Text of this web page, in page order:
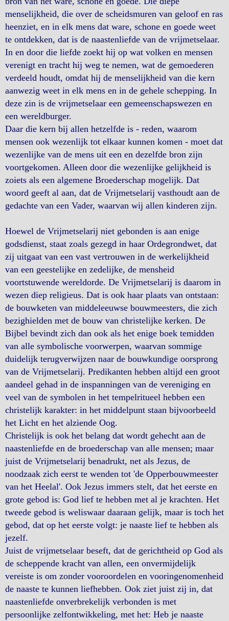
menselijkheid, die over de scheidsmuren van geloof en ras
heenziet, en in elk mens dat ware, schone en goede weet
te ontdekken, dat is de naastenliefde van de vrijmetselaar.
In en door die liefde zoekt hij op wat volken en mensen
verenigt en tracht hij weg te nemen, wat de gemoederen
verdeeld houdt, omdat hij de menselijkheid van die kern
aanwezig weet in elk mens en in de gehele schepping. In
deze zin is de vrijmetselaar een gemeenschapswezen en
een wereldburger.
Daar die kern bij allen hetzelfde is - reden, waarom
mensen ook wezenlijk tot elkaar kunnen komen - moet dat
wezenlijke van de mens uit een en dezelfde bron zijn
voortgekomen. Alleen door die wezenlijke gelijkheid is
zoiets als een algemene Broederschap mogelijk. Dat
woord geeft al aan, dat de Vrijmetselarij vasthoudt aan de
gedachte van een Vader, waarvan wij allen kinderen zijn.
Hoewel de Vrijmetselarij niet gebonden is aan enige
godsdienst, staat zoals gezegd in haar Ordegrondwet, dat
zij uitgaat van een vast vertrouwen in de werkelijkheid
van een geestelijke en zedelijke, de mensheid
voortstuwende wereldorde. De Vrijmetselarij is daarom in
wezen diep religieus. Dat is ook haar plaats van ontstaan:
de bouwketen van middeleeuwse bouwmeesters, die zich
bezighielden met de bouw van christelijke kerken. De
Bijbel bevindt zich dan ook als het enige boek temidden
van alle symbolische voorwerpen, waarvan sommige
duidelijk terugverwijzen naar de bouwkundige oorsprong
van de Vrijmetselarij. Predikanten hebben altijd een groot
aandeel gehad in de inspanningen van de vereniging en
veel van de symbolen in het tempelritueel hebben een
christelijk karakter: in het middelpunt staan bijvoorbeeld
het Licht en het alziende Oog.
Christelijk is ook het belang dat wordt gehecht aan de
naastenliefde en de broederschap van alle mensen; maar
juist de Vrijmetselarij benadrukt, net als Jezus, de
noodzaak zich eerst te wenden tot 'de Opperbouwmeester
van het Heelal'. Ook Jezus immers stelt, dat het eerste en
grote gebod is: God lief te hebben met al je krachten. Het
tweede gebod is weliswaar daaraan gelijk, maar is toch het
gebod, dat op het eerste volgt: je naaste lief te hebben als
jezelf.
Juist de vrijmetselaar beseft, dat de gerichtheid op God als
de scheppende kracht van allen, een onvermijdelijk
vereiste is om zonder vooroordelen en vooringenomenheid
de naaste te kunnen liefhebben. Ook ziet juist zij in, dat
naastenliefde onverbrekelijk verbonden is met
persoonlijke zelfontwikkeling, met het: Heb je naaste